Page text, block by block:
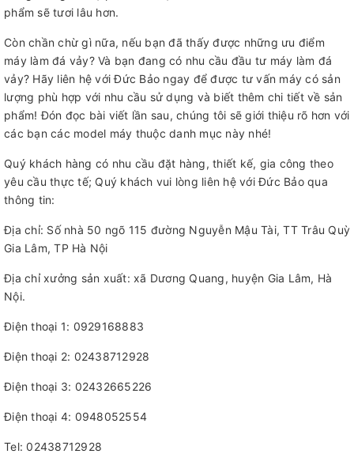
phẩm sẽ tươi lâu hơn.
Còn chần chừ gì nữa, nếu bạn đã thấy được những ưu điểm
máy làm đá vảy? Và bạn đang có nhu cầu đầu tư máy làm đá
vảy? Hãy liên hệ với Đức Bảo ngay để được tư vấn máy có sản
lượng phù hợp với nhu cầu sử dụng và biết thêm chi tiết về sản
phẩm! Đón đọc bài viết lần sau, chúng tôi sẽ giới thiệu rõ hơn với
các bạn các model máy thuộc danh mục này nhé!
Quý khách hàng có nhu cầu đặt hàng, thiết kế, gia công theo
yêu cầu thực tế; Quý khách vui lòng liên hệ với Đức Bảo qua
thông tin:
Địa chỉ: Số nhà 50 ngõ 115 đường Nguyễn Mậu Tài, TT Trâu Quỳ
Gia Lâm, TP Hà Nội
Địa chỉ xưởng sản xuất: xã Dương Quang, huyện Gia Lâm, Hà
Nội.
Điện thoại 1: 0929168883
Điện thoại 2: 02438712928
Điện thoại 3: 02432665226
Điện thoại 4: 0948052554
Tel: 02438712928